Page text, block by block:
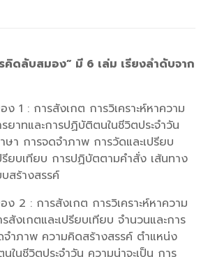
ดลับสมอง” มี 6 เล่ม เรียงลำดับจาก
1 : การสังเกต การวิเคราะห์หาความ
าทและการปฏิบัติตนในชีวิตประจำวัน
ษา การจดจำภาพ การวัดและเปรียบ
รียบเทียบ การปฏิบัตตามคำสั่ง เส้นทาง
สร้างสรรค์
2 : การสังเกต การวิเคราะห์หาความ
งเกตและเปรียบเทียบ จำนวนและการ
จำภาพ ความคิดสร้างสรรค์ ตำแหน่ง
ในชีวิตประจำวัน ความน่าจะเป็น การ